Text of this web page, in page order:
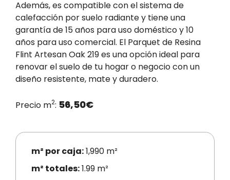
Además, es compatible con el sistema de
calefacción por suelo radiante y tiene una
garantía de 15 años para uso doméstico y 10
años para uso comercial. El Parquet de Resina
Flint Artesan Oak 219 es una opción ideal para
renovar el suelo de tu hogar o negocio con un
diseño resistente, mate y duradero.
Precio m2: 56,50€
m² por caja:1,990 m²
m² totales:1.99 m²